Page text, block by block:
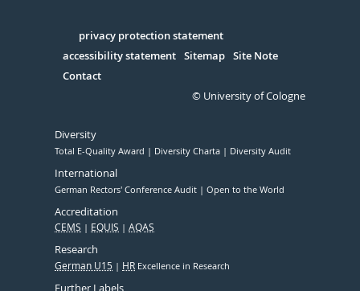
Serivce
privacy protection statement
accessibility statement Sitemap Site Note
Contact
© University of Cologne
Diversity
Total E-Quality Award Diversity Charta Diversity Audit
International
German Rectors' Conference Audit Open to the World
Accreditation
CEMS EQUIS AQAS
Research
German U15 HR Excellence in Research
Further Labels